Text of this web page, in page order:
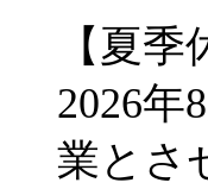
【夏
2026年
業とさ